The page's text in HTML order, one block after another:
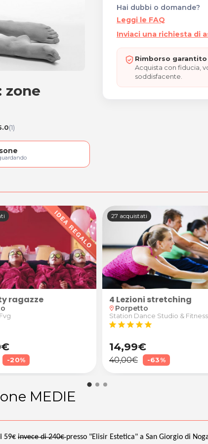
zone MEDIE
zone
(1)
Hai dubbi o domande?
Leggi le FAQ
Inviaci una richiesta di
Rimborso
Acquista con fiducia,
soddisfacente.
ragazze
-20%
27 acquistati
4 Lezioni stretching
location_on Porpetto
Station Dance Studio & Fitness
star star star star star
14,99€
40,00€ -63%
MEDIE
59€ invece di 240€presso "Elisir Estetica" a San Giorgio di